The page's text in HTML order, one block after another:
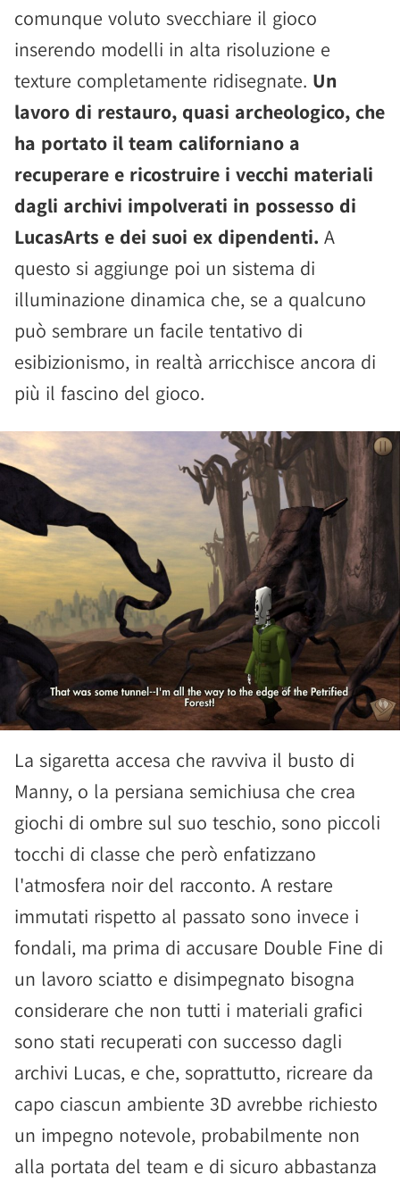
comunque voluto svecchiare il gioco
inserendo modelli in alta risoluzione e
texture completamente ridisegnate. Un
lavoro di restauro, quasi archeologico, che
ha portato il team californiano a
recuperare e ricostruire i vecchi materiali
dagli archivi impolverati in possesso di
LucasArts e dei suoi ex dipendenti. A
questo si aggiunge poi un sistema di
illuminazione dinamica che, se a qualcuno
può sembrare un facile tentativo di
esibizionismo, in realtà arricchisce ancora di
più il fascino del gioco.
La sigaretta accesa che ravviva il busto di
Manny, o la persiana semichiusa che crea
giochi di ombre sul suo teschio, sono piccoli
tocchi di classe che però enfatizzano
l'atmosfera noir del racconto. A restare
immutati rispetto al passato sono invece i
fondali, ma prima di accusare Double Fine di
un lavoro sciatto e disimpegnato bisogna
considerare che non tutti i materiali grafici
sono stati recuperati con successo dagli
archivi Lucas, e che, soprattutto, ricreare da
capo ciascun ambiente 3D avrebbe richiesto
un impegno notevole, probabilmente non
alla portata del team e di sicuro abbastanza